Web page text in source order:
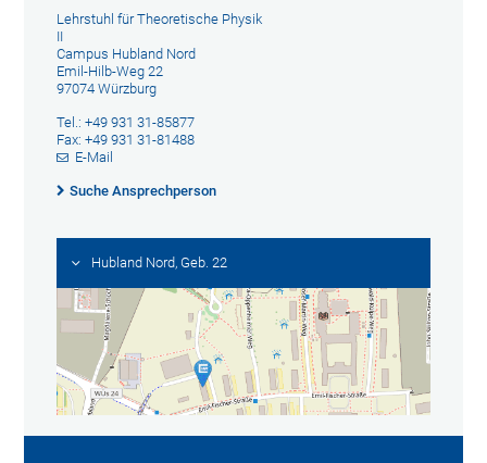
Lehrstuhl für Theoretische Physik
II
Campus Hubland Nord
Emil-Hilb-Weg 22
97074 Würzburg
Tel.: +49 931 31-85877
Fax: +49 931 31-81488
E-Mail
Suche Ansprechperson
Hubland Nord, Geb. 22